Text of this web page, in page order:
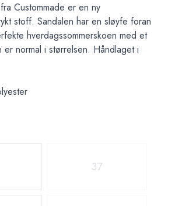
Custommade er en ny
stoff. Sandalen har en sløyfe foran
hverdagssommerskoen med et
er normal i størrelsen. Håndlaget i
sko
37